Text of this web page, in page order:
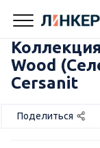
Wood
Cersanit
Поделиться